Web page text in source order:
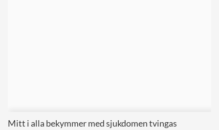
Mitt i alla bekymmer med sjukdomen tvingas